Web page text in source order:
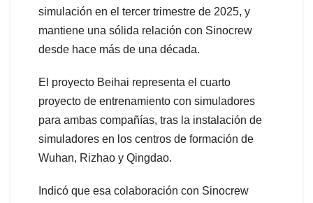
simulación en el tercer trimestre de 2025, y
mantiene una sólida relación con Sinocrew
desde hace más de una década.
El proyecto Beihai representa el cuarto
proyecto de entrenamiento con simuladores
para ambas compañías, tras la instalación de
simuladores en los centros de formación de
Wuhan, Rizhao y Qingdao.
Indicó que esa colaboración con Sinocrew